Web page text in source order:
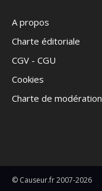
A propos
Charte éditoriale
CGV - CGU
Cookies
Charte de modération
© Causeur.fr 2007-2026